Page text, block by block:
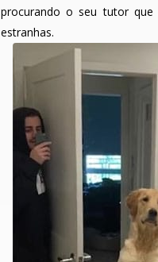
procurando o seu tutor que
estranhas.